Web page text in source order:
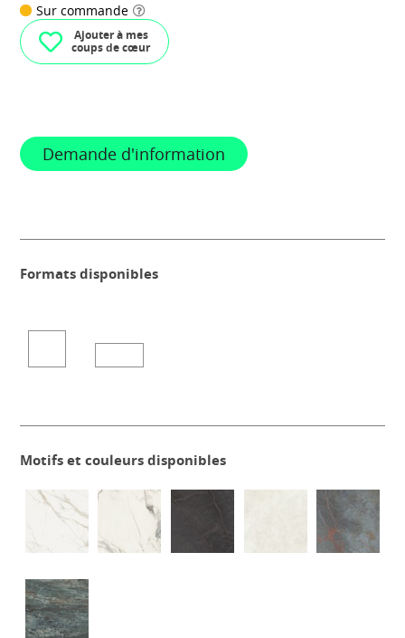
Sur commande
Ajouter à mes
coups de cœur
Demande d'information
Formats disponibles
Motifs et couleurs disponibles